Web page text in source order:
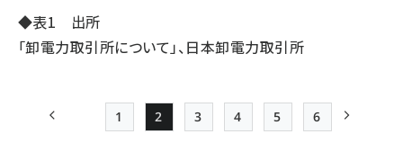
◆表1 出所
「卸電力取引所について」、日本卸電力取引所
前ページ Page
1
Page
2
Page
3
Page
4
Page
5
最終ページ
6